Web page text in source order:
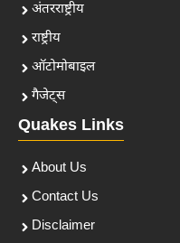
अंतरराष्ट्रीय
राष्ट्रीय
ऑटोमोबाइल
गैजेट्स
Quakes Links
About Us
Contact Us
Disclaimer